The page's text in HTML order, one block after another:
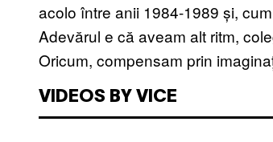
acolo între anii 1984-1989 și,
Adevărul e că aveam alt ritm,
Oricum, compensam prin
VIDEOS BY VICE